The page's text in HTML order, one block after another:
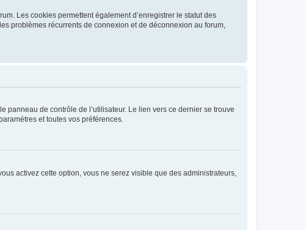
Les cookies permettent également d’enregistrer le statut des
problèmes récurrents de connexion et de déconnexion au forum,
panneau de contrôle de l’utilisateur. Le lien vers ce dernier se trouve
et toutes vos préférences.
activez cette option, vous ne serez visible que des administrateurs,